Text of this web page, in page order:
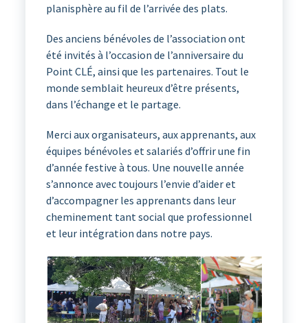
planisphère au fil de l’arrivée des plats.
Des anciens bénévoles de l’association ont
été invités à l’occasion de l’anniversaire du
Point CLÉ, ainsi que les partenaires. Tout le
monde semblait heureux d’être présents,
dans l’échange et le partage.
Merci aux organisateurs, aux apprenants, aux
équipes bénévoles et salariés d’offrir une fin
d’année festive à tous. Une nouvelle année
s’annonce avec toujours l’envie d’aider et
d’accompagner les apprenants dans leur
cheminement tant social que professionnel
et leur intégration dans notre pays.